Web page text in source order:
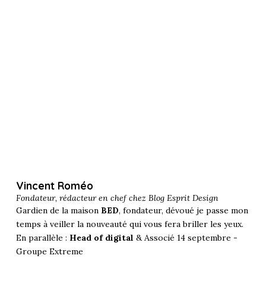
Vincent Roméo
Fondateur, rédacteur en chef chez Blog Esprit Design
Gardien de la maison BED, fondateur, dévoué je passe mon
temps à veiller la nouveauté qui vous fera briller les yeux.
En parallèle : Head of digital & Associé 14 septembre -
Groupe Extreme